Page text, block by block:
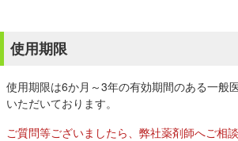
使用期限
使用期限は6か月～3年の有効期間のある一般
いただいております。
ご質問等ございましたら、弊社薬剤師へご相談